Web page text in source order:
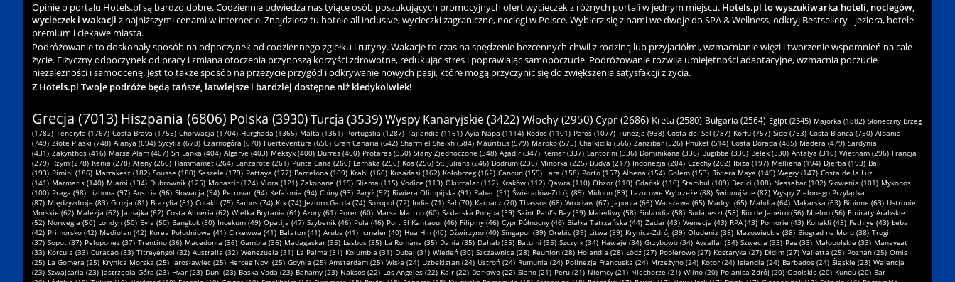
Opinie o portalu Hotels.pl są bardzo dobre. Codziennie odwiedza nas tyiące osób poszukujących promocyjnych ofert wycieczek z różnych portali w jednym miejscu. Hotels.pl to wyszukiwarka hoteli, noclegów,
wycieczek i wakacji z najniższymi cenami w internecie. Znajdziesz tu hotele all inclusive, wycieczki zagraniczne, noclegi w Polsce. Wybierz się z nami we dwoje do SPA & Wellness, odkryj Bestsellery - jeziora, hotele
premium i ciekawe miasta.
Podróżowanie to doskonały sposób na odpoczynek od codziennego zgiełku i rutyny. Wakacje to czas na spędzenie bezcennych chwil z rodziną lub przyjaciółmi, wzmacnianie więzi i tworzenie wspomnień na całe
życie. Fizyczny odpoczynek od pracy i zmiana otoczenia przynoszą korzyści zdrowotne, redukując stres i poprawiając samopoczucie. Podróżowanie rozwija umiejętności adaptacyjne, wzmacnia poczucie
niezależności i samoocenę. Jest to także sposób na przeżycie przygód i odkrywanie nowych pasji, które mogą przyczynić się do zwiększenia satysfakcji z życia.
Z Hotels.pl Twoje podróże będą tańsze, łatwiejsze i bardziej dostępne niż kiedykolwiek!
Grecja (7013) Hiszpania (6806) Polska (3930)Turcja (3539)Wyspy Kanaryjskie (3422) Włochy (2950) Cypr (2686) Kreta (2580) Bułgaria (2564) Egipt (2545) Majorka (1882) Słoneczny Brzeg
(1782) Teneryfa (1767) Costa Brava (1755) Chorwacja (1704) Hurghada (1365) Malta (1361) Portugalia (1287) Tajlandia (1161) Ayia Napa (1114) Rodos (1101) Pafos (1077) Tunezja (938) Costa del Sol (787) Korfu (757) Side (753) Costa Blanca (750) Albania
(749) Złote Piaski (748) Alanya (694) Sycylia (678) Czarnogóra (670) Fuerteventura (656) Gran Canaria (642) Sharm el Sheikh (584) Mauritius (579) Maroko (575) Chalkidiki (566) Zanzibar (526) Phuket (514) Costa Dorada (485) Madera (479) Sardynia
(431) Zakynthos (416) Marsa Alam (407) Sri Lanka (404) Algarve (403) Meksyk (400) Durres (400) Protaras (350) Stany Zjednoczone (348) Agadir (347) Kemer (337) Santorini (336) Dominikana (336) Bugibba (330) Belek (330) Antalya (316) Wietnam (296) Francja
(279) Rzym (278) Kenia (278) Ateny (266) Hammamet (264) Lanzarote (261) Punta Cana (260) Larnaka (256) Kos (256) St. Julians (246) Bodrum (236) Minorka (225) Budva (217) Indonezja (204) Czechy (202) Ibiza (197) Mellieha (194) Djerba (193) Bali
(193) Rimini (186) Marrakesz (182) Sousse (180) Seszele (179) Pattaya (177) Barcelona (169) Krabi (166) Kusadasi (162) Kołobrzeg (162) Cancun (159) Lara (158) Porto (157) Albena (154) Golem (153) Riviera Maya (149) Węgry (147) Costa de la Luz
(141) Marmaris (140) Miami (134) Dubrownik (125) Monastir (124) Vlora (121) Zakopane (119) Sliema (115) Vodice (113) Okurcalar (112) Kraków (112) Qawra (110) Obzor (110) Gdańsk (110) Stambuł (109) Becici (108) Nessebar (102) Słowenia (101) Mykonos
(100) Praga (98) Lizbona (97) Austria (96) Słowacja (94) Petrovac (94) Kefalonia (94) Chiny (93) Paryż (92) Riwiera Olimpijska (91) Rabac (91) Świeradów-Zdrój (89) Midoun (89) Lazurowe Wybrzeże (88) Świnoujście (87) Wyspy Zielonego Przylądka
(87) Międzyzdroje (83) Gruzja (81) Brazylia (81) Colakli (75) Samos (74) Krk (74) Jezioro Garda (74) Sozopol (72) Indie (71) Sal (70) Karpacz (70) Thassos (68) Wrocław (67) Japonia (66) Warszawa (65) Madryt (65) Mahdia (64) Makarska (63) Bibione (63) Ustronie
Morskie (62) Malezja (62) Jamajka (62) Costa Almeria (62) Wielka Brytania (61) Azory (61) Porec (60) Marsa Matruh (60) Szklarska Poręba (59) Saint Paul’s Bay (59) Malediwy (58) Finlandia (58) Budapeszt (58) Rio de Janeiro (56) Mielno (56) Emiraty Arabskie
(52) Norwegia (50) Londyn (50) Evia (50) Bangkok (50) Incekum (49) Opatija (47) Szybenik (46) Pula (46) Port El Kantaoui (46) Filipiny (46) Cypr Północny (46) Białka Tatrzańska (44) Zadar (43) Wenecja (43) RPA (43) Pomorie (43) Konakli (43) Fethiye (43) Łeba
(42) Primorsko (42) Mediolan (42) Korea Południowa (41) Cirkewwa (41) Balaton (41) Aruba (41) Icmeler (40) Hua Hin (40) Dźwirzyno (40) Singapur (39) Orebic (39) Litwa (39) Krynica-Zdrój (39) Oludeniz (38) Mazowieckie (38) Biograd na Moru (38) Trogir
(37) Sopot (37) Peloponez (37) Trentino (36) Macedonia (36) Gambia (36) Madagaskar (35) Lesbos (35) La Romana (35) Dania (35) Dahab (35) Batumi (35) Szczyrk (34) Hawaje (34) Grzybowo (34) Avsallar (34) Szwecja (33) Pag (33) Małopolskie (33) Manavgat
(33) Korcula (33) Curacao (33) Titreyengol (32) Australia (32) Wenezuela (31) La Palma (31) Kolumbia (31) Dubaj (31) Wiedeń (30) Szczawnica (28) Reunion (28) Holandia (28) Łódź (27) Pobierowo (27) Kostaryka (27) Didim (27) Valletta (25) Poznań (25) Omis
(25) La Gomera (25) Krynica Morska (25) Jarosławiec (25) Herceg Novi (25) Gdynia (25) Amsterdam (25) Wisła (24) Uzbekistan (24) Ustroń (24) Rumunia (24) Polinezja Francuska (24) Mrzeżyno (24) Kotor (24) Islandia (24) Barbados (24) Śląskie (23) Walencja
(23) Szwajcaria (23) Jastrzębia Góra (23) Hvar (23) Duni (23) Baska Voda (23) Bahamy (23) Naksos (22) Los Angeles (22) Kair (22) Darłowo (22) Slano (21) Peru (21) Niemcy (21) Niechorze (21) Wilno (20) Polanica-Zdrój (20) Opolskie (20) Kundu (20) Bar